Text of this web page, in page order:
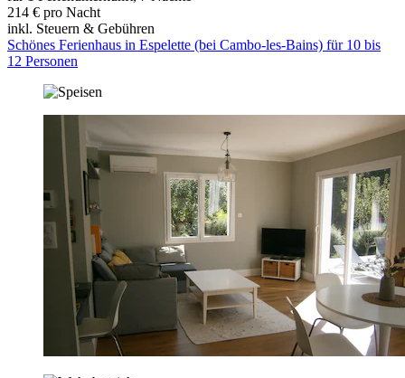
214 € pro Nacht
inkl. Steuern & Gebühren
Schönes Ferienhaus in Espelette (bei Cambo-les-Bains) für 10 bis
12 Personen